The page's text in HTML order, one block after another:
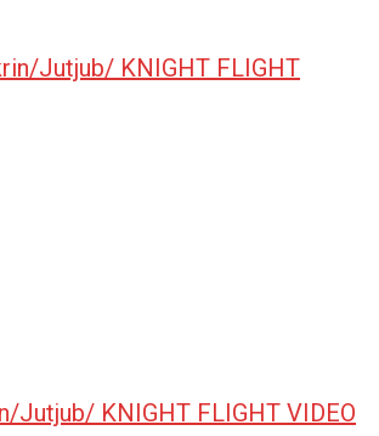
Jutjub/ KNIGHT FLIGHT VIDEO